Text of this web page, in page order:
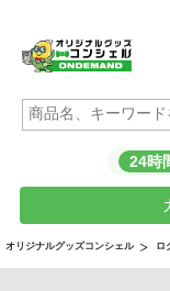
24時
オリジナルグッズコンシェル ロ